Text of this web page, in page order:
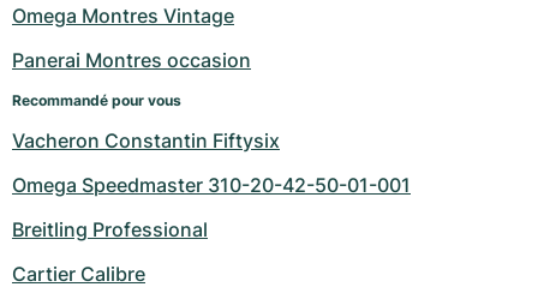
Omega Montres Vintage
Panerai Montres occasion
Recommandé pour vous
Vacheron Constantin Fiftysix
Omega Speedmaster 310-20-42-50-01-001
Breitling Professional
Cartier Calibre